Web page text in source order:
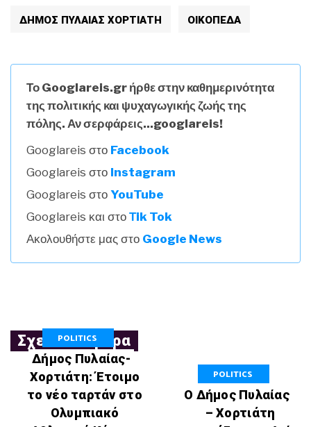
ΔΗΜΟΣ ΠΥΛΑΙΑΣ ΧΟΡΤΙΑΤΗ ΟΙΚΟΠΕΔΑ
Το Googlareis.gr ήρθε στην καθημερινότητα
της πολιτικής και ψυχαγωγικής ζωής της
πόλης. Αν σερφάρεις...googlareis!
Googlareis στο Facebook
Googlareis στο Instagram
Googlareis στο YouTube
Googlareis και στο Τik Tok
Ακολουθήστε μας στο Google News
Σχετικά Άρθρα
POLITICS
Δήμος Πυλαίας-
Χορτιάτη: Έτοιμο
το νέο ταρτάν στο
Ολυμπιακό
POLITICS
Ο Δήμος Πυλαίας
– Χορτιάτη